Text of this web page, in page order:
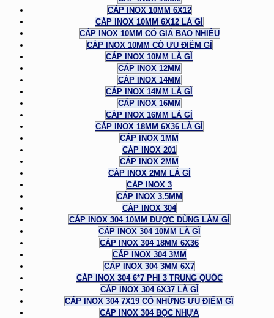
CÁP INOX 10MM 6X12
CÁP INOX 10MM 6X12 LÀ GÌ
CÁP INOX 10MM CÓ GIÁ BAO NHIÊU
CÁP INOX 10MM CÓ ƯU ĐIỂM GÌ
CÁP INOX 10MM LÀ GÌ
CÁP INOX 12MM
CÁP INOX 14MM
CÁP INOX 14MM LÀ GÌ
CÁP INOX 16MM
CÁP INOX 16MM LÀ GÌ
CÁP INOX 18MM 6X36 LÀ GÌ
CÁP INOX 1MM
CÁP INOX 201
CÁP INOX 2MM
CÁP INOX 2MM LÀ GÌ
CÁP INOX 3
CÁP INOX 3.5MM
CÁP INOX 304
CÁP INOX 304 10MM ĐƯỢC DÙNG LÀM GÌ
CÁP INOX 304 10MM LÀ GÌ
CÁP INOX 304 18MM 6X36
CÁP INOX 304 3MM
CÁP INOX 304 3MM 6X7
CÁP INOX 304 6*7 PHI 3 TRUNG QUỐC
CÁP INOX 304 6X37 LÀ GÌ
CÁP INOX 304 7X19 CÓ NHỮNG ƯU ĐIỂM GÌ
CÁP INOX 304 BỌC NHỰA